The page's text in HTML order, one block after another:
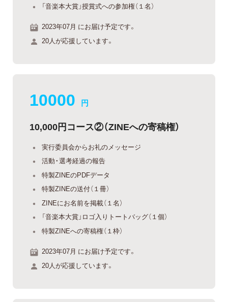
「音楽本大賞」授賞式への参加権（１名）
2023年07月 にお届け予定です。
20人が応援しています。
10000 円
10,000円コース②（ZINEへの寄稿権）
実行委員会からお礼のメッセージ
活動・選考経過の報告
特製ZINEのPDFデータ
特製ZINEの送付（１冊）
ZINEにお名前を掲載（１名）
「音楽本大賞」ロゴ入りトートバッグ（１個）
特製ZINEへの寄稿権（１枠）
2023年07月 にお届け予定です。
20人が応援しています。